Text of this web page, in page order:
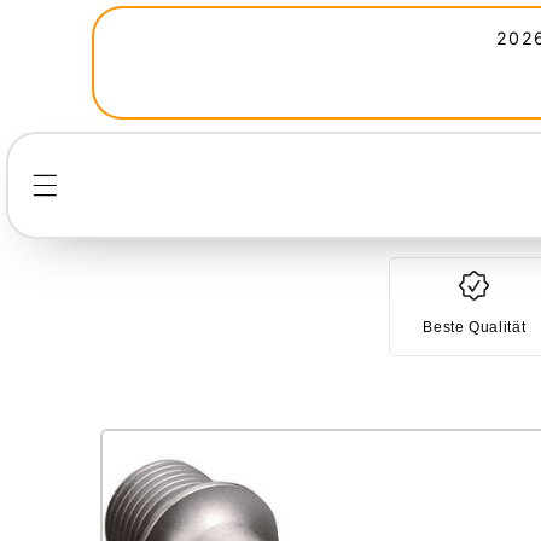
Beste Qualität
Zu
Produktinformationen
springen